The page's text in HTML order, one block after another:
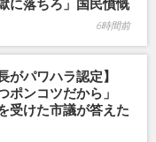
に落ちろ」国民憤慨
6時間前
がパワハラ認定】
ポンコツだから」
受けた市議が答えた